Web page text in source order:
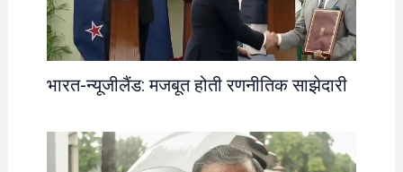
भारत-न्यूजीलैंड: मजबूत होती रणनीतिक साझेदारी